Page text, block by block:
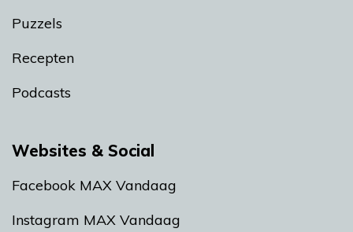
Puzzels
Recepten
Podcasts
Websites & Social
Facebook MAX Vandaag
Instagram MAX Vandaag